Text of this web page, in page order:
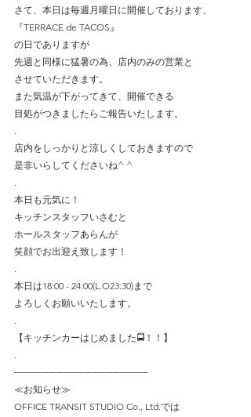
さて、本日は毎週月曜日に開催しております、
『TERRACE de TACOS』
の日でありますが
先週と同様に猛暑の為、店内のみの営業と
させていただきます。
また気温が下がってきて、開催できる
目処がつきましたらご報告いたします。
.
店内をしっかりと涼しくしておきますので
是非いらしてくださいね^ ^
.
本日も元気に！
キッチンスタッフいさむと
ホールスタッフあらんが
笑顔でお出迎え致します！
.
本日は18:00 - 24:00(L.O23:30)まで
よろしくお願いいたします。
.
【キッチンカーはじめました🚍！！】
.
───────────────────
≪お知らせ≫
OFFICE TRANSIT STUDIO Co., Ltd.では